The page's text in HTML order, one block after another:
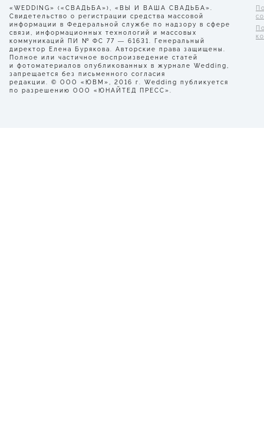
«WEDDING» («СВАДЬБА»), «ВЫ И ВАША СВАДЬБА».
Свидетельство о регистрации средства массовой
информации в Федеральной службе по надзору в сфере
связи, информационных технологий и массовых
коммуникаций ПИ № ФС 77 — 61631. Генеральный
директор Елена Бурякова. Авторские права защищены.
Полное или частичное воспроизведение статей
и фотоматериалов опубликованных в журнале Wedding,
запрещается без письменного согласия
редакции. © ООО «ЮВМ», 2016 г. Wedding публикуется
по разрешению ООО «ЮНАЙТЕД ПРЕСС».